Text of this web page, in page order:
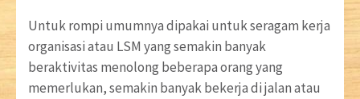
Untuk rompi umumnya dipakai untuk seragam kerja
organisasi atau LSM yang semakin banyak
beraktivitas menolong beberapa orang yang
memerlukan, semakin banyak bekerja di jalan atau